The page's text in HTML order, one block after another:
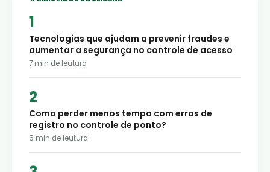
Tecnologias que ajudam a prevenir fraudes e
aumentar a segurança no controle de acesso
7 min de leutura
Como perder menos tempo com erros de
registro no controle de ponto?
5 min de leutura